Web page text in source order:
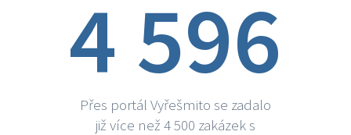
4 596
Přes portál Vyřešmito se zadalo
již více než 4 500 zakázek s